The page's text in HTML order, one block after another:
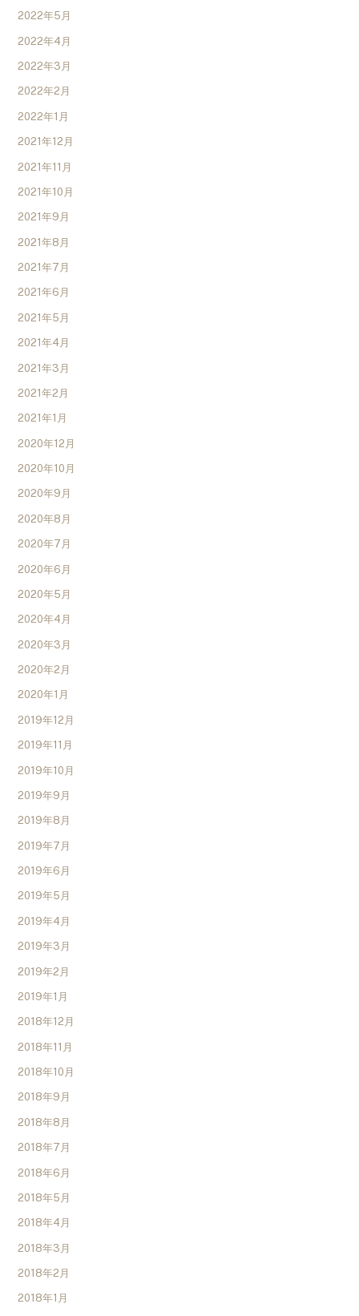
2022年5月
2022年4月
2022年3月
2022年2月
2022年1月
2021年12月
2021年11月
2021年10月
2021年9月
2021年8月
2021年7月
2021年6月
2021年5月
2021年4月
2021年3月
2021年2月
2021年1月
2020年12月
2020年10月
2020年9月
2020年8月
2020年7月
2020年6月
2020年5月
2020年4月
2020年3月
2020年2月
2020年1月
2019年12月
2019年11月
2019年10月
2019年9月
2019年8月
2019年7月
2019年6月
2019年5月
2019年4月
2019年3月
2019年2月
2019年1月
2018年12月
2018年11月
2018年10月
2018年9月
2018年8月
2018年7月
2018年6月
2018年5月
2018年4月
2018年3月
2018年2月
2018年1月